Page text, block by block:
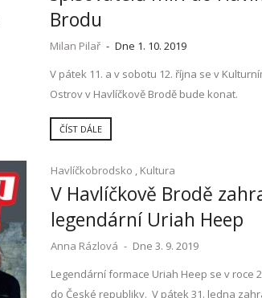
Brodu
Milan Pilař - Dne 1. 10. 2019
V pátek 11. a v sobotu 12. října se v
Ostrov v Havlíčkově Brodě bude konat.
ČÍST DÁLE
Havlíčkobrodsko , Kultura
V Havlíčkově Brodě
legendární Uriah Heep
Anna Rázlová - Dne 3. 9. 2019
Legendární formace Uriah Heep se v roce
do České republiky. V pátek 31. ledna